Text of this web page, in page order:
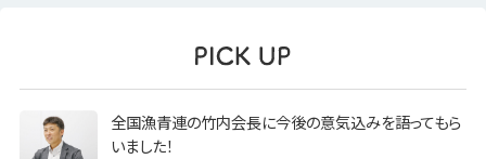
全国漁青連の竹内会長に今後の意気込みを語ってもら
いました！